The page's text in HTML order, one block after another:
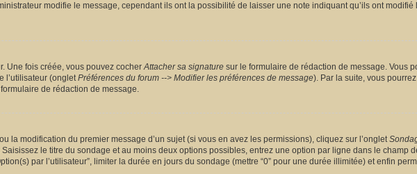
modifie le message, cependant ils ont la possibilité de laisser une note indiquant qu’ils ont
Une fois créée, vous pouvez cocherAttacher sa signature sur le formulaire de rédaction de message. Vous
l’utilisateur (ongletPréférences du forum --> Modifier les préférences de message). Par la suite, vous
de rédaction de message.
la modification du premier message d’un sujet (si vous en avez les permissions), cliquez sur l’onglet
le titre du sondage et au moins deux options possibles, entrez une option par ligne dans le champ
par l’utilisateur”, limiter la durée en jours du sondage (mettre “0” pour une durée illimitée) et enfin